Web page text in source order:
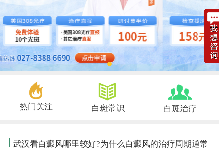
热门关注 白斑常识 白斑治疗
武汉看白癜风哪里较好?为什么白癜风的治疗周期通常